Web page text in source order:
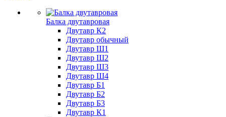
Балка двутавровая
Двутавр К2
Двутавр обычный
Двутавр Ш1
Двутавр Ш2
Двутавр Ш3
Двутавр Ш4
Двутавр Б1
Двутавр Б2
Двутавр Б3
Двутавр К1